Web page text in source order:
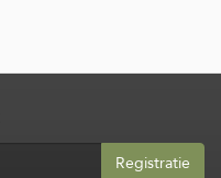
Registratie